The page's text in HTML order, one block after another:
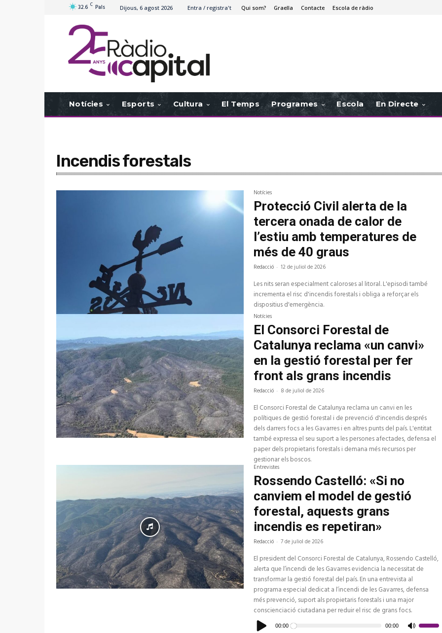
32.6 C Pals Dijous, 6 agost 2026 Entra / registra't Qui som? Graella Contacte Escola de ràdio
Notícies Esports Cultura El Temps Programes Escola En Directe
Incendis forestals
Notícies
Protecció Civil alerta de la
tercera onada de calor de
l’estiu amb temperatures de
més de 40 graus
Redacció - 12 de juliol de 2026
Les nits seran especialment caloroses al litoral. L'episodi també
incrementa el risc d'incendis forestals i obliga a reforçar els
dispositius d'emergència.
Notícies
El Consorci Forestal de
Catalunya reclama «un canvi»
en la gestió forestal per fer
front als grans incendis
Redacció - 8 de juliol de 2026
El Consorci Forestal de Catalunya reclama un canvi en les
polítiques de gestió forestal i de prevenció d'incendis després
dels darrers focs a les Gavarres i en altres punts del país. L'entitat
també expressa el seu suport a les persones afectades, defensa el
paper dels propietaris forestals i demana més recursos per
gestionar els boscos.
Entrevistes
Rossendo Castelló: «Si no
canviem el model de gestió
forestal, aquests grans
incendis es repetiran»
Redacció - 7 de juliol de 2026
El president del Consorci Forestal de Catalunya, Rossendo Castelló,
alerta que l’incendi de les Gavarres evidencia la necessitat de
transformar la gestió forestal del país. En una entrevista al
programa especial dedicat a l’incendi de les Gavarres, defensa
més prevenció, suport als propietaris forestals i una major
conscienciació ciutadana per reduir el risc de grans focs.
Reproductor
d'àudio00:00 00:00
Feu